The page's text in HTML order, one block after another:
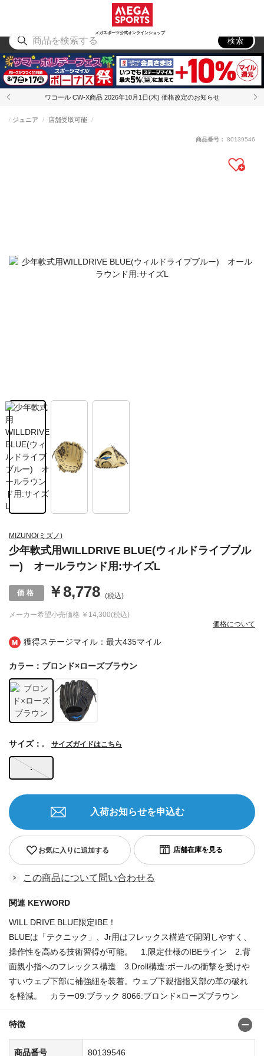
メガスポーツ公式オンラインショップ
アウトドア
検索
ワコール CW-X商品 2026年10月1日(木) 価格改定のお知らせ
獲得ステージマイル：最大435マイル
MIZUNO(ミズノ)
少年軟式用WILLDRIVE BLUE(ウィルドライブブル
ー) オールラウンド用:サイズL
ジュニア 店舗受取可能
メーカー希望小売価格 ￥14,300(税込)
￥8,778 (税込)
価格について
商品番号： 80139546
カラー：ブロンド×ローズブラウン
.
サイズ：. サイズガイドはこちら
お気に入りに追加する
入荷お知らせを申込む
この商品について問い合わせる
関連 KEYWORD
WILL DRIVE BLUE限定IBE！
BLUEは「テクニック」、Jr用はフレックス構造で開閉しやすく、
操作性を高める技術習得が可能。 1.限定仕様のIBEライン 2.背
面親小指へのフレックス構造 3.Droll構造:ボールの衝撃を受けや
すいウェブ下部に補強紐を装着。ウェブ下親指指又部の革の破れ
を軽減。 カラー09:ブラック 8066:ブロンド×ローズブラウン
特徴
商品番号 80139546